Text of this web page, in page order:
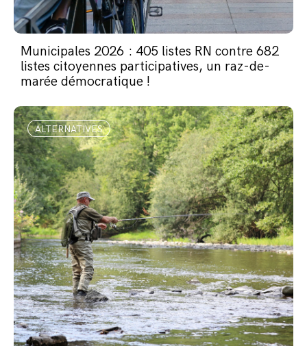
Municipales 2026 : 405 listes RN contre 682
listes citoyennes participatives, un raz-de-
marée démocratique !
ALTERNATIVES